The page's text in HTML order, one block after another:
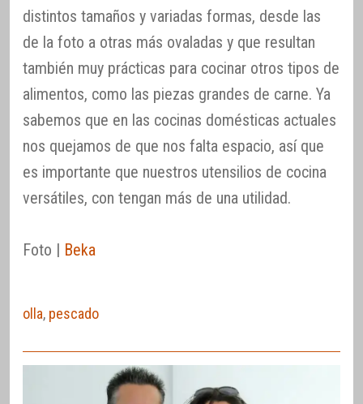
distintos tamaños y variadas formas, desde las
de la foto a otras más ovaladas y que resultan
también muy prácticas para cocinar otros tipos de
alimentos, como las piezas grandes de carne. Ya
sabemos que en las cocinas domésticas actuales
nos quejamos de que nos falta espacio, así que
es importante que nuestros utensilios de cocina
versátiles, con tengan más de una utilidad.
Foto | Beka
olla, pescado